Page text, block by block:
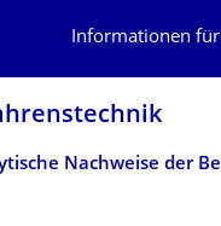
Informationen für